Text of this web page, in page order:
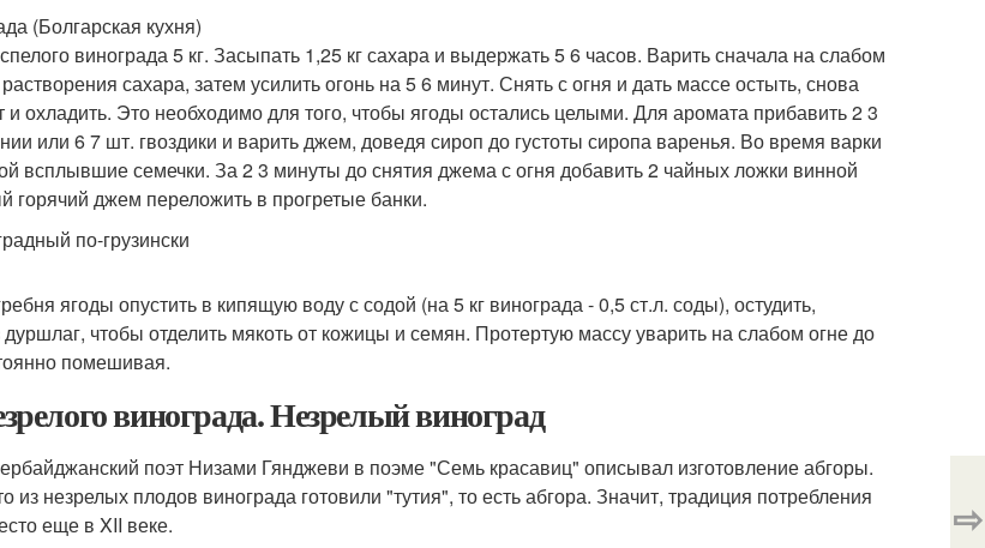
(Болгарская кухня)
винограда 5 кг. Засыпать 1,25 кг сахара и выдержать 5 6 часов. Варить сначала на слабом
сахара, затем усилить огонь на 5 6 минут. Снять с огня и дать массе остыть, снова
и охладить. Это необходимо для того, чтобы ягоды остались целыми. Для аромата прибавить 2 3
или 6 7 шт. гвоздики и варить джем, доведя сироп до густоты сиропа варенья. Во время варки
всплывшие семечки. За 2 3 минуты до снятия джема с огня добавить 2 чайных ложки винной
горячий джем переложить в прогретые банки.
по-грузински
ягоды опустить в кипящую воду с содой (на 5 кг винограда - 0,5 ст.л. соды), остудить,
дуршлаг, чтобы отделить мякоть от кожицы и семян. Протертую массу уварить на слабом огне до
помешивая.
винограда. Незрелый виноград
поэт Низами Гянджеви в поэме "Семь красавиц" описывал изготовление абгоры.
из незрелых плодов винограда готовили "тутия", то есть абгора. Значит, традиция потребления
еще в XII веке.
⇨